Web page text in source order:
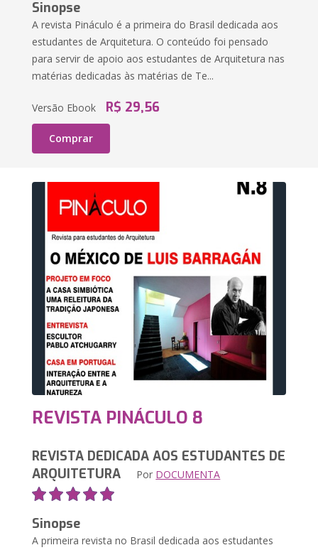
Sinopse
A revista Pináculo é a primeira do Brasil dedicada aos
estudantes de Arquitetura. O conteúdo foi pensado
para servir de apoio aos estudantes de Arquitetura nas
matérias dedicadas às matérias de Te...
Versão Ebook R$ 29,56
Comprar
REVISTA PINÁCULO 8
REVISTA DEDICADA AOS ESTUDANTES DE
ARQUITETURA Por DOCUMENTA
Sinopse
A primeira revista no Brasil dedicada aos estudantes